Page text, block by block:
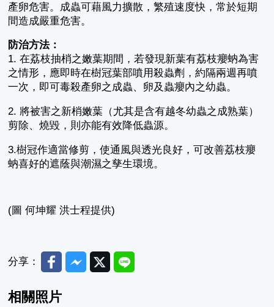
產卵危害。成蟲可藉風力擴散，繁殖速度快，常於短期
間造成嚴重危害。
防治方法：
1. 在荔枝抽梢之嫩葉期間，若發現新葉有荔枝癭蚋為害
之情形，應即時在樹冠葉部噴用殺蟲劑，約隔兩週再噴
一次，即可毒殺產卵之成蟲、卵及蟲癭內之幼蟲。
2. 將被害之新梢嫩葉（尤其是含有越冬幼蟲之成熟葉）
剪除、燒毀，則亦能有效降低蟲源。
3.樹冠作適當修剪，使通風與透光良好，可改善荔枝癭
蚋喜好的遮蔭與潮濕之孳生環境。
(圖 何坤耀 洪士程提供)
分享： FacebookMessenger
TwitterLine
相關照片